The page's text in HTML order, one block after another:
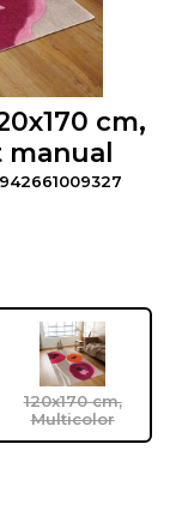
cm,
manual
120x170 cm,
Multicolor